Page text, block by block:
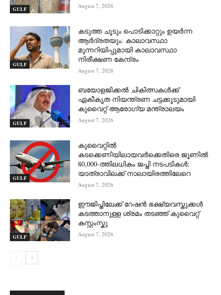
GULF August 7, 2026
GULF
കടുത്ത ചൂടും പൊടിക്കാറ്റും ഉയർന്ന
ആർദ്രതയും: കാലാവസ്ഥാ
മുന്നറിയിപ്പുമായി കാലാവസ്ഥാ
നിരീക്ഷണ കേന്ദ്രം
August 7, 2026
GULF
ബയോളജിക്കൽ ചികിത്സകൾക്ക്
ഏകീകൃത നിയന്ത്രണ ചട്ടക്കൂടുമായി
കുവൈറ്റ് ആരോഗ്യ മന്ത്രാലയം
August 7, 2026
GULF
കുവൈറ്റിൽ
കടക്കെണിയിലായവർക്കെതിരെ ജൂണിൽ
80,000-ത്തിലധികം ജപ്തി നടപടികൾ;
യാത്രാവിലക്ക് നാലായിരത്തിലേറെ
August 7, 2026
GULF
ഈജിപ്തിലേക്ക് റേഷൻ ഭക്ഷ്യവസ്തുക്കൾ
കടത്താനുള്ള ശ്രമം തടഞ്ഞ് കുവൈറ്റ്
കസ്റ്റംസ്കു
August 7, 2026